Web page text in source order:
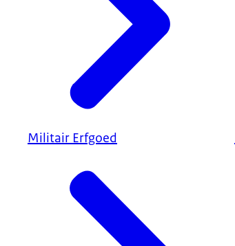
Militair Erfgoed